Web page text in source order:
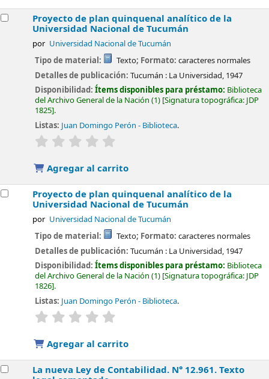
Proyecto de plan quinquenal analítico de la
Universidad Nacional de Tucumán
por Universidad Nacional de Tucumán
Tipo de material: Texto; Formato: caracteres normales
Detalles de publicación:Tucumán : La Universidad, 1947
Disponibilidad:Ítems disponibles para préstamo: Biblioteca
del Archivo General de la Nación (1) Signatura topográfica: JDP
1825 .
Listas: Juan Domingo Perón - Biblioteca.
valoración
Agregar al carrito
Proyecto de plan quinquenal analítico de la
Universidad Nacional de Tucumán
por Universidad Nacional de Tucumán
Tipo de material: Texto; Formato: caracteres normales
Detalles de publicación:Tucumán : La Universidad, 1947
Disponibilidad:Ítems disponibles para préstamo: Biblioteca
del Archivo General de la Nación (1) Signatura topográfica: JDP
1826 .
Listas: Juan Domingo Perón - Biblioteca.
valoración
Agregar al carrito
La nueva Ley de Contabilidad. N° 12.961. Texto